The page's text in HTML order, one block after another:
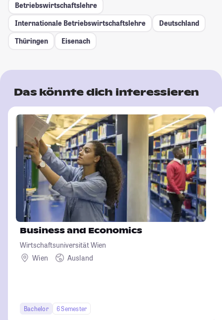
Betriebswirtschaftslehre
Internationale Betriebswirtschaftslehre
Deutschland
Thüringen
Eisenach
Das könnte dich interessieren
Business and Economics
Wirtschaftsuniversität Wien
Wien
Ausland
Bachelor 6 Semester